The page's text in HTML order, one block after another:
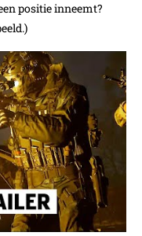
positie inneemt?